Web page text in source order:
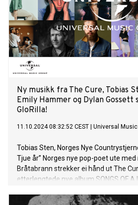
Smith sammen med Paul Corkett. I
har Simon Gallup, Jason Cooper,
Gabrels bidratt på det nye albumet.
omslags-konseptet mens mangeårig
samarbeidspartner, Andy Vella står
kunstneriske utforming. På coveret
“Bagatelle” fra 1975 laget av Janez
Ny musikk fra The Cure, Tobias
Emily Hammer og Dylan Gossett
GloRilla!
11.10.2024 08:32:52 CEST Universal
Tobias Sten, Norges Nye
Tjue år” Norges nye pop-poet ute med
Bråtabrann strekker ei hånd ut The
etterlengtede nye album SONGS OF A
form av singelen “A Fragile Thing”.